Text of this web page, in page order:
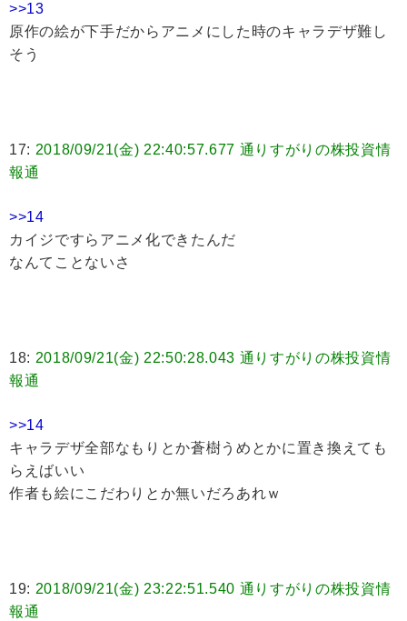
>>13
原作の絵が下手だからアニメにした時のキャラデザ難し
そう
17: 2018/09/21(金) 22:40:57.677 通りすがりの株投資情
報通
>>14
カイジですらアニメ化できたんだ
なんてことないさ
18: 2018/09/21(金) 22:50:28.043 通りすがりの株投資情
報通
>>14
キャラデザ全部なもりとか蒼樹うめとかに置き換えても
らえばいい
作者も絵にこだわりとか無いだろあれｗ
19: 2018/09/21(金) 23:22:51.540 通りすがりの株投資情
報通